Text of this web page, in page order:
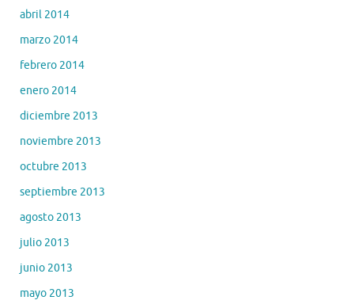
abril 2014
marzo 2014
febrero 2014
enero 2014
diciembre 2013
noviembre 2013
octubre 2013
septiembre 2013
agosto 2013
julio 2013
junio 2013
mayo 2013